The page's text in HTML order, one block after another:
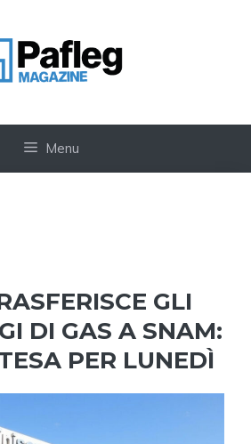
Menu
GLI
DI GAS A SNAM:
PER LUNEDÌ